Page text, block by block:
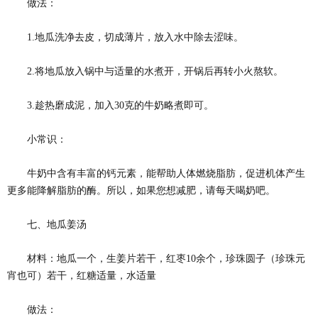
做法：
1.地瓜洗净去皮，切成薄片，放入水中除去涩味。
2.将地瓜放入锅中与适量的水煮开，开锅后再转小火熬软。
3.趁热磨成泥，加入30克的牛奶略煮即可。
小常识：
牛奶中含有丰富的钙元素，能帮助人体燃烧脂肪，促进机体产生
更多能降解脂肪的酶。所以，如果您想减肥，请每天喝奶吧。
七、地瓜姜汤
材料：地瓜一个，生姜片若干，红枣10余个，珍珠圆子（珍珠元
宵也可）若干，红糖适量，水适量
做法：